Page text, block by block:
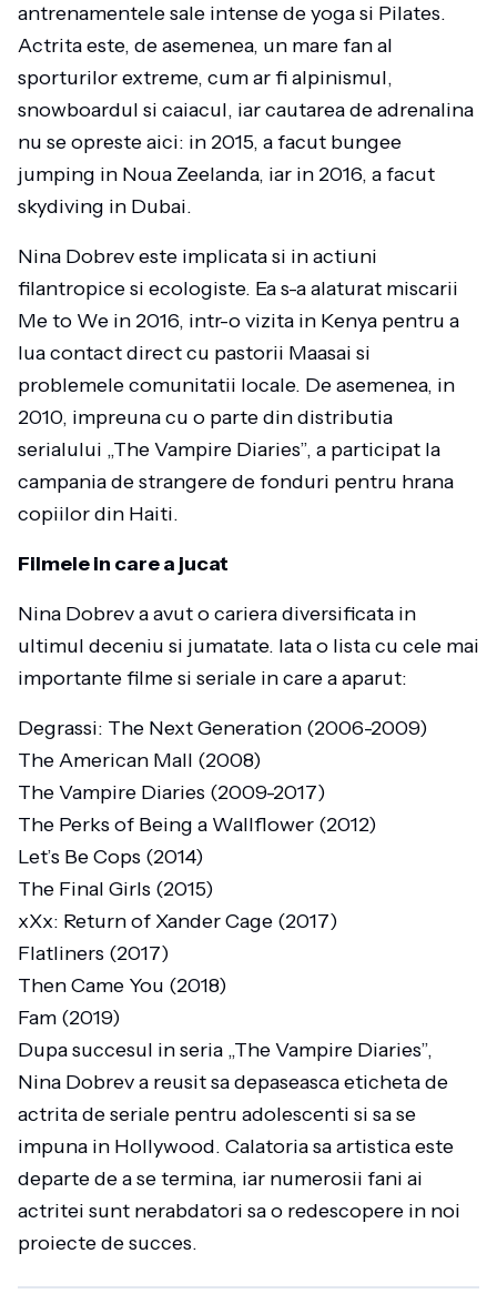
antrenamentele sale intense de yoga si Pilates.
Actrita este, de asemenea, un mare fan al
sporturilor extreme, cum ar fi alpinismul,
snowboardul si caiacul, iar cautarea de adrenalina
nu se opreste aici: in 2015, a facut bungee
jumping in Noua Zeelanda, iar in 2016, a facut
skydiving in Dubai.
Nina Dobrev este implicata si in actiuni
filantropice si ecologiste. Ea s-a alaturat miscarii
Me to We in 2016, intr-o vizita in Kenya pentru a
lua contact direct cu pastorii Maasai si
problemele comunitatii locale. De asemenea, in
2010, impreuna cu o parte din distributia
serialului „The Vampire Diaries”, a participat la
campania de strangere de fonduri pentru hrana
copiilor din Haiti.
Filmele in care a jucat
Nina Dobrev a avut o cariera diversificata in
ultimul deceniu si jumatate. Iata o lista cu cele mai
importante filme si seriale in care a aparut:
Degrassi: The Next Generation (2006-2009)
The American Mall (2008)
The Vampire Diaries (2009-2017)
The Perks of Being a Wallflower (2012)
Let’s Be Cops (2014)
The Final Girls (2015)
xXx: Return of Xander Cage (2017)
Flatliners (2017)
Then Came You (2018)
Fam (2019)
Dupa succesul in seria „The Vampire Diaries”,
Nina Dobrev a reusit sa depaseasca eticheta de
actrita de seriale pentru adolescenti si sa se
impuna in Hollywood. Calatoria sa artistica este
departe de a se termina, iar numerosii fani ai
actritei sunt nerabdatori sa o redescopere in noi
proiecte de succes.